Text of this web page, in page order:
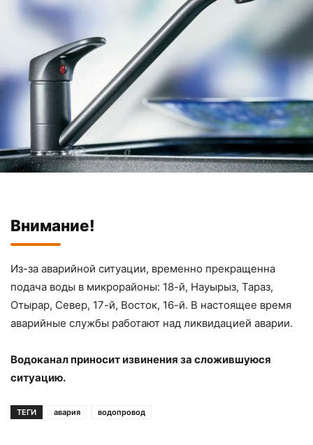
Внимание!
Из-за аварийной ситуации, временно прекращенна
подача воды в микрорайоны: 18-й, Науырыз, Тараз,
Отырар, Север, 17-й, Восток, 16-й. В настоящее время
аварийные службы работают над ликвидацией аварии.
Водоканал приносит извинения за сложившуюся
ситуацию.
ТЕГИ авария водопровод